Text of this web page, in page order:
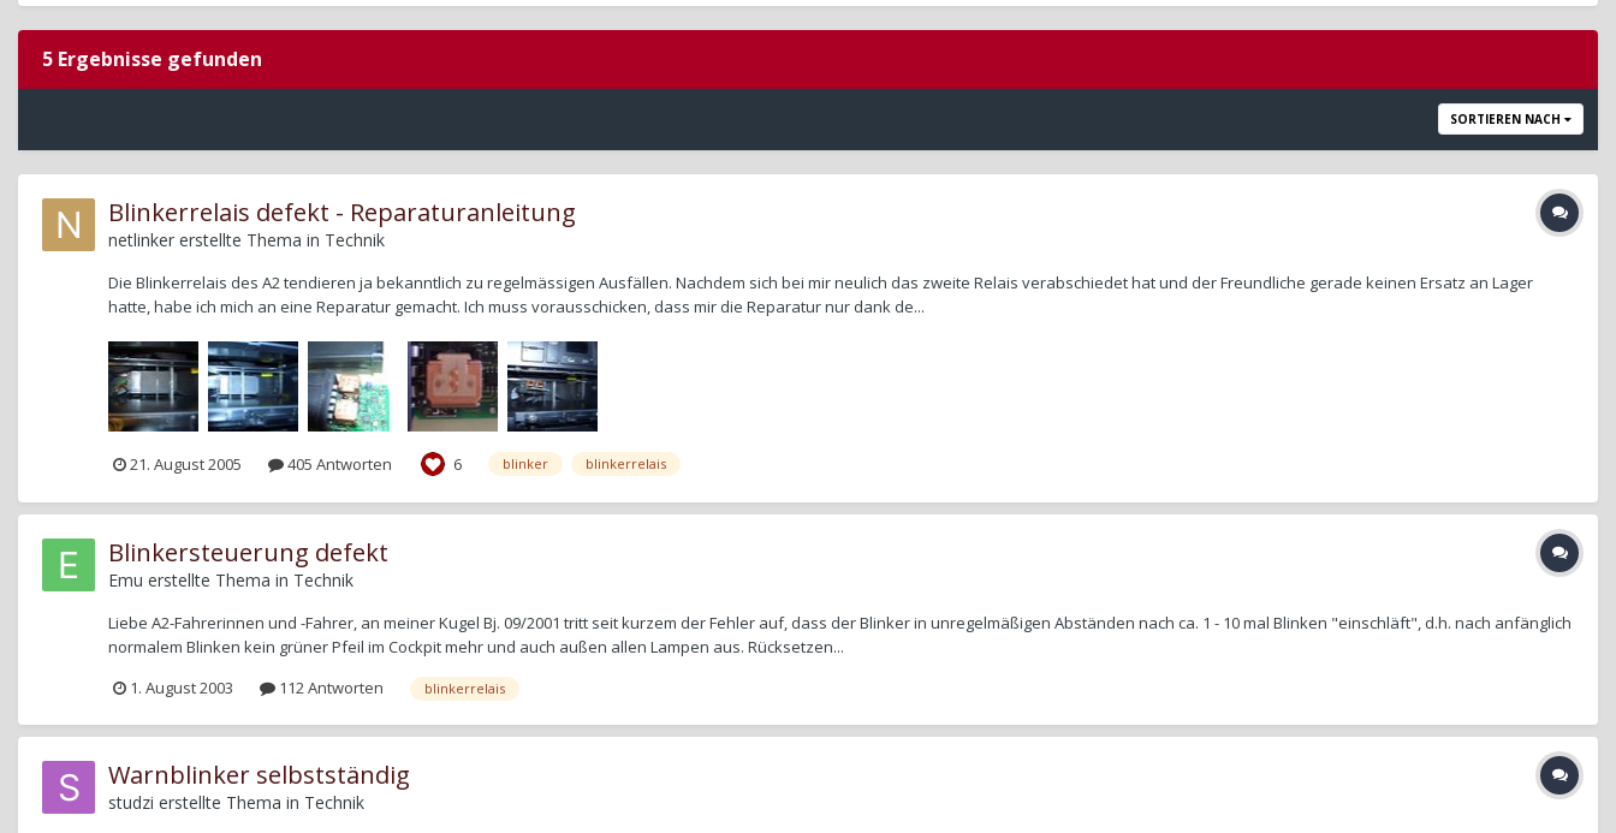
5 Ergebnisse gefunden
SORTIEREN NACH
Blinkerrelais defekt - Reparaturanleitung
netlinker erstellte Thema in Technik
Die Blinkerrelais des A2 tendieren ja bekanntlich zu regelmässigen Ausfällen. Nachdem sich bei mir neulich das zweite Relais verabschiedet hat und der Freundliche gerade keinen Ersatz an Lager
hatte, habe ich mich an eine Reparatur gemacht. Ich muss vorausschicken, dass mir die Reparatur nur dank de...
21. August 2005 405 Antworten 6 blinker blinkerrelais
Blinkersteuerung defekt
Emu erstellte Thema in Technik
Liebe A2-Fahrerinnen und -Fahrer, an meiner Kugel Bj. 09/2001 tritt seit kurzem der Fehler auf, dass der Blinker in unregelmäßigen Abständen nach ca. 1 - 10 mal Blinken "einschläft", d.h. nach anfänglich
normalem Blinken kein grüner Pfeil im Cockpit mehr und auch außen allen Lampen aus. Rücksetzen...
1. August 2003
112 Antworten blinkerrelais
Warnblinker selbstständig
studzi erstellte Thema in Technik